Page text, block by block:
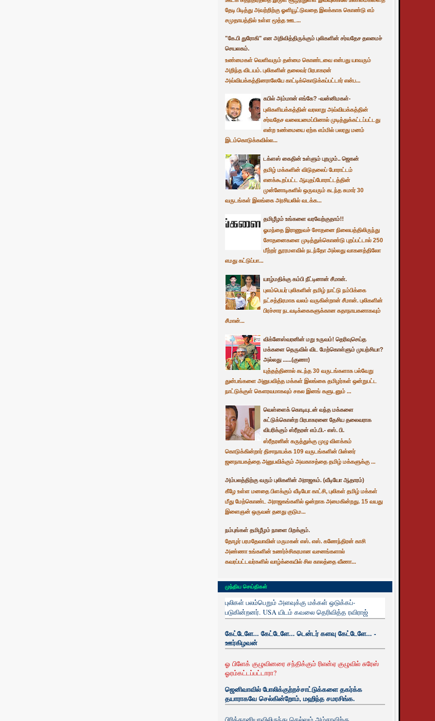
தேடி பிடித்து அவற்றிற்கு ஓளியூட்டுவதை இலக்காக கொண்டு எம்
சமுதாயத்தில் உள்ள மூத்த ஊட...
"கே.பி துரோகி" என அறிவித்திருக்கும் புலிகளின் சர்வதேச தலமைச்
செயலகம்.
உண்மைகள் வெளிவரும் தன்மை கொண்டவை என்பது யாவரும்
அறிந்த விடயம். புலிகளின் தலைவர் பிரபாகரன்
அவ்வியக்கத்தினராலேயே காட்டிக்கொடுக்கப்பட்டார் என்ப...
கபில் அம்மான் எங்கே? -வன்னிமகள்-
புலிகளியக்கத்தின் வரலாறு அவ்வியக்கத்தின்
சர்வதேச வலையமைப்பினால் முடித்துக்கட்டப்பட்டது
என்ற உண்மையை ஏற்க எம்மில் பலரது மனம்
இடம்கொடுக்கவில்ல...
டக்ளஸ் கைதின் உள்ளும் புறமும்.. ஜெகன்
தமிழ் மக்களின் விடுதலைப் போராட்டம்
எனக்கூறப்பட்ட ஆயுதப்போராட்டத்தின்
முன்னோடிகளில் ஒருவரும் கடந்த சுமார் 30
வருடங்கள் இலங்கை அரசியலில் வடக்க...
தமிழீழம் உங்களை வரவேற்குதாம்!!
ஓமந்தை இராணுவச் சோதனை நிலையத்திலிருந்து
சோதனைகளை முடித்துக்கொண்டு புறப்பட்டால் 250
மீற்றர் தூரமளவில் நடந்தோ அல்லது வாகனத்திலோ
எமது கட்டுப்பா...
யாழ்மதிக்கு கம்பி நீட்டினான் சீமான்.
புலம்பெயர் புலிகளின் தமிழ் நாட்டு நம்பிக்கை
நட்சத்திரமாக வலம் வருகின்றான் சீமான். புலிகளின்
பிரச்சார நடவடிக்கைகளுக்கான கதாநாயகனாகவும்
சீமான்...
விக்னேஸ்வரனின் மறு உருவம்! தெரிவுசெய்த
மக்களை தெருவில் விட மேற்கொள்ளும் முயற்சியா?
அல்லது ......(குணா)
யுத்தத்தினால் கடந்த 30 வருடங்களாக பல்வேறு
துன்பங்களை அனுபவித்த மக்கள் இலங்கை தமிழர்கள் ஒன்றுபட்ட
நாட்டுக்குள் கௌரவமாகவும் சகல இனங் களுடனும் ...
வெள்ளைக் கொடியுடன் வந்த மக்களை
சுட்டுக்கொன்ற பிரபாகரனை தேசிய தலைவராக
விபரிக்கும் ஸ்ரீதரன் எம்.பி.- எஸ். பி.
ஸ்ரீதரனின் கருத்துக்கு முழு விளக்கம்
கொடுக்கின்றார் திசாநாயக்க 109 வருடங்களின் பின்னர்
ஜனநாயகத்தை அனுபவிக்கும் அவகாசத்தை தமிழ் மக்களுக்கு ...
அம்பலத்திற்கு வரும் புலிகளின் அராஜகம். (வீடியோ ஆதாரம்)
கீழே உள்ள மனதை பிளக்கும் வீடியோ காட்சி, புலிகள் தமிழ் மக்கள்
மீது மேற்கொண்ட அராஜகங்களில் ஒன்றாக அமைகின்றது. 15 வயது
இளைஞன் ஒருவன் தனது குடும...
நம்புங்கள் தமிழீழம் நாளை பிறக்கும்.
தோழர் பரமதேவாவின் மருமகன் எஸ். எஸ். கணேந்திரன் காசி
அண்ணா உங்களின் உணர்ச்சிகரமான வசனங்களால்
கவரப்பட்டவர்களில் வாழ்க்கையில் சில காலத்தை வீணா...
முந்திய செய்திகள்
புலிகள் பலம்பெறும் அளவுக்கு மக்கள் ஒடுக்கப்-
படுகின்றனர். USA யிடம் கவலை தெரிவித்த ரவிராஜ்
கேட்டேளே... கேட்டேளே... டென்டர் களவு கேட்டேளே... -
ஊர்கிழவன்
ஓ பிளேக் குழுவினரை சந்திக்கும் ரிஎன்ஏ குழுவில் சுரேஸ்
ஓரம்கட்டப்பட்டாரா?
ஜெனிவாவில் போலிக்குற்றச்சாட்டுக்களை தகர்க்க
தயாராகவே செல்கின்றோம், மஹிந்த சமரசிங்க.